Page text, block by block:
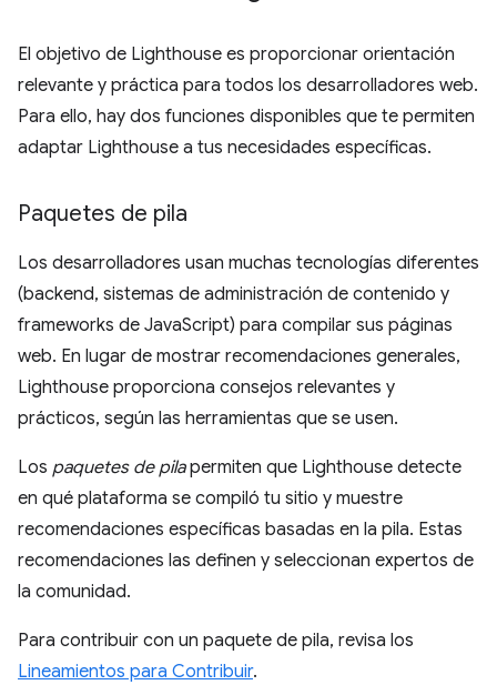
El objetivo de Lighthouse es proporcionar orientación
relevante y práctica para todos los desarrolladores web.
Para ello, hay dos funciones disponibles que te permiten
adaptar Lighthouse a tus necesidades específicas.
Paquetes de pila
Los desarrolladores usan muchas tecnologías diferentes
(backend, sistemas de administración de contenido y
frameworks de JavaScript) para compilar sus páginas
web. En lugar de mostrar recomendaciones generales,
Lighthouse proporciona consejos relevantes y
prácticos, según las herramientas que se usen.
Los paquetes de pilapermiten que Lighthouse detecte
en qué plataforma se compiló tu sitio y muestre
recomendaciones específicas basadas en la pila. Estas
recomendaciones las definen y seleccionan expertos de
la comunidad.
Para contribuir con un paquete de pila, revisa los
Lineamientos para Contribuir.